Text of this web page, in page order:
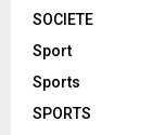
SOCIETE
Sport
Sports
SPORTS